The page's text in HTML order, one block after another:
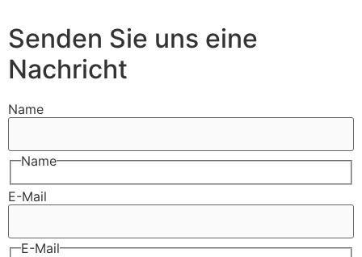
Senden Sie uns eine
Nachricht
Name
Name
E-Mail
E-Mail